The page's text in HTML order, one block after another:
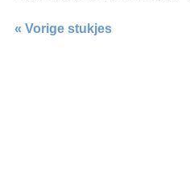
« Vorige stukjes